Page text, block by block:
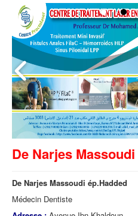
Contact
De Narjes
De Narjes Massoudi ép.Hadded
Médecin Dentiste